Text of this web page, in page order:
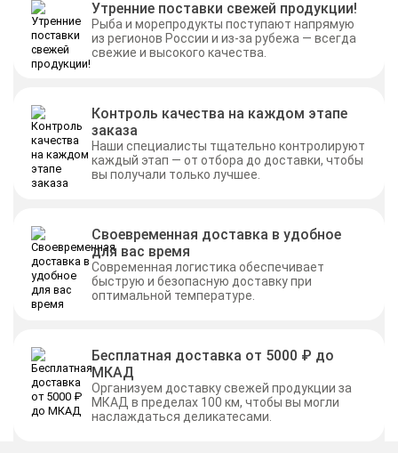
Утренние поставки свежей продукции!
Рыба и морепродукты поступают напрямую
из регионов России и из-за рубежа — всегда
свежие и высокого качества.
Контроль качества на каждом этапе
заказа
Наши специалисты тщательно контролируют
каждый этап — от отбора до доставки, чтобы
вы получали только лучшее.
Своевременная доставка в удобное
для вас время
Современная логистика обеспечивает
быструю и безопасную доставку при
оптимальной температуре.
Бесплатная доставка от 5000 ₽ до
МКАД
Организуем доставку свежей продукции за
МКАД в пределах 100 км, чтобы вы могли
наслаждаться деликатесами.